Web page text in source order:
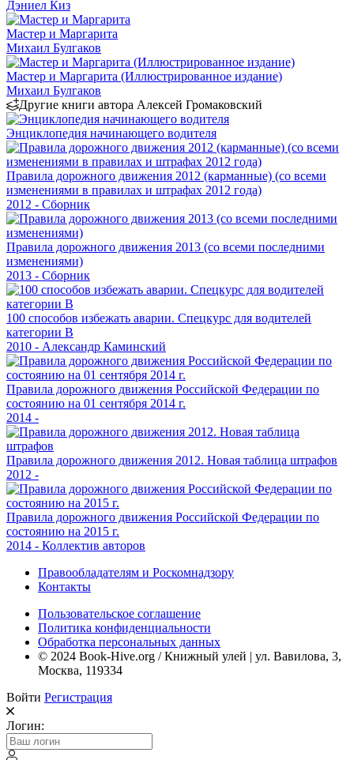
Дэниел Киз
Мастер и Маргарита
Михаил Булгаков
Мастер и Маргарита (Иллюстрированное издание)
Михаил Булгаков
Другие книги автора Алексей Громаковский
Энциклопедия начинающего водителя
Правила дорожного движения 2012 (карманные) (со всеми
изменениями в правилах и штрафах 2012 года)
2012 - Сборник
Правила дорожного движения 2013 (со всеми последними
изменениями)
2013 - Сборник
100 способов избежать аварии. Спецкурс для водителей
категории В
2010 - Александр Каминский
Правила дорожного движения Российской Федерации по
состоянию на 01 сентября 2014 г.
2014 -
Правила дорожного движения 2012. Новая таблица штрафов
2012 -
Правила дорожного движения Российской Федерации по
состоянию на 2015 г.
2014 - Коллектив авторов
Правообладателям и Роскомнадзору
Контакты
Пользовательское соглашение
Политика конфиденциальности
Обработка персональных данных
© 2024 Book-Hive.org / Книжный улей | ул. Вавилова, 3,
Москва, 119334
Войти Регистрация
Логин: